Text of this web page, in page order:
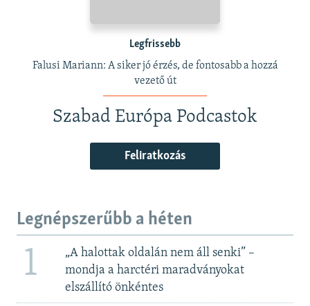
Legfrissebb
Falusi Mariann: A siker jó érzés, de fontosabb a hozzá
vezető út
Szabad Európa Podcastok
Feliratkozás
Legnépszerűbb a héten
1
„A halottak oldalán nem áll senki” –
mondja a harctéri maradványokat
elszállító önkéntes